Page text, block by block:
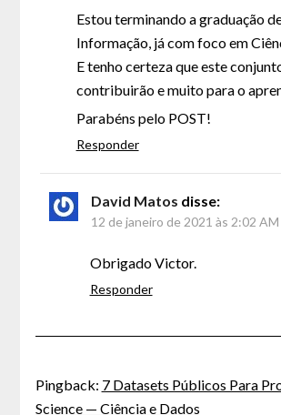
Estou terminando a graduação
Informação, já com foco em
E tenho certeza que este
contribuirão e muito para o
Parabéns pelo POST!
Responder
David Matos disse:
12 de janeiro de 2021 às 2:02 AM
Obrigado Victor.
Responder
Pingback: 7 Datasets Públicos Para
Science — Ciência e Dados